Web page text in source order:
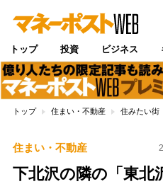
トップ 投資 ビジネス
トップ 住まい・不動産 住みたい街
住まい・不動産
下北沢の隣の「東北